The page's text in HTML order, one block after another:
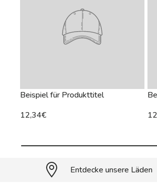
Beispiel für Produkttitel
12,34€
Entdecke unsere Läden